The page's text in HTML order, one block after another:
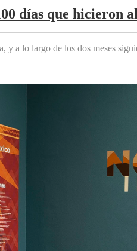
días que hicieron
y a lo largo de los dos meses